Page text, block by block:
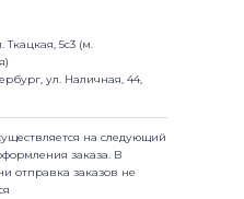
Ткацкая, 5с3 (м.
ул. Наличная, 44,
на следующий
заказа. В
отправка заказов не